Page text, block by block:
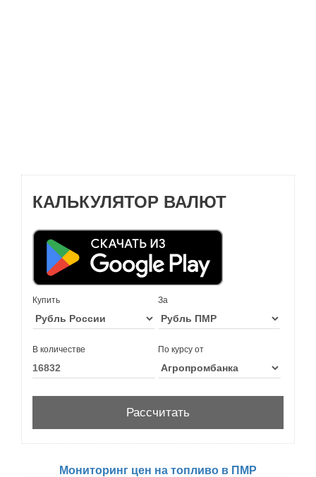
КАЛЬКУЛЯТОР ВАЛЮТ
Купить За
В количестве По курсу от
Мониторинг цен на топливо в ПМР